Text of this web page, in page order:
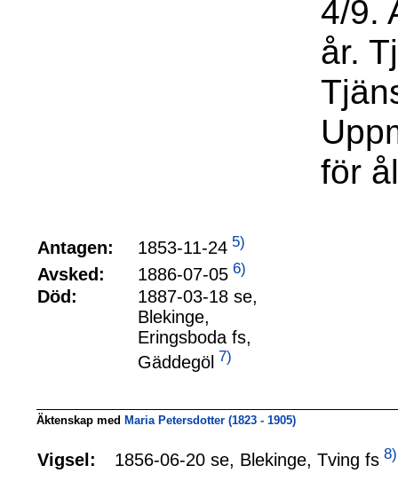
4/9.
år.
för
Antagen: 1853-11-24 5)
Avsked: 1886-07-05 6)
Död:
1887-03-18 se,
Blekinge,
Eringsboda fs,
Gäddegöl 7)
Äktenskap med Maria Petersdotter (1823 - 1905)
Vigsel: 1856-06-20 se, Blekinge, Tving fs 8)